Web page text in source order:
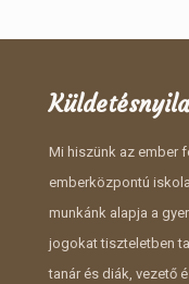
Mi hiszünk az ember
emberközpontú
munkánk alapja a
jogokat tiszteletben
tanár és diák, vezető